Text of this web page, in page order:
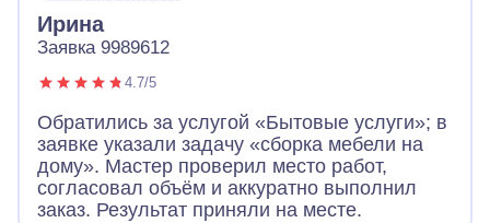
Ирина
Заявка 9989612
4.7/5
Обратились за услугой «Бытовые услуги»; в
заявке указали задачу «сборка мебели на
дому». Мастер проверил место работ,
согласовал объём и аккуратно выполнил
заказ. Результат приняли на месте.